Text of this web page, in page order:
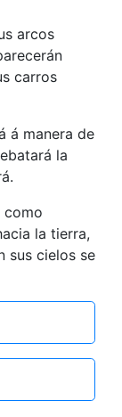
arcos
carros
á manera de
la
como
la tierra,
sus cielos se